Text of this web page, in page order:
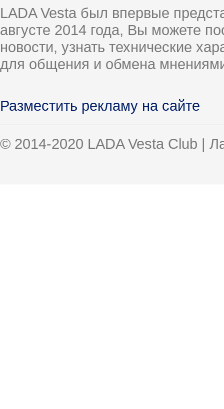
LADA Vesta был впервые
августе 2014 года, Вы можете
новости, узнать технические
для общения и обмена
Разместить рекламу на сайте
© 2014-2020 LADA Vesta Club |